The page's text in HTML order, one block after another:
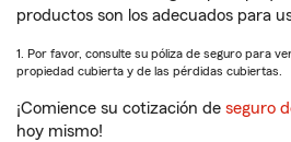
productos son los adecuados para
1. Por favor, consulte su póliza de seguro para
propiedad cubierta y de las pérdidas cubiertas.
¡Comience su cotización de seguro
hoy mismo!